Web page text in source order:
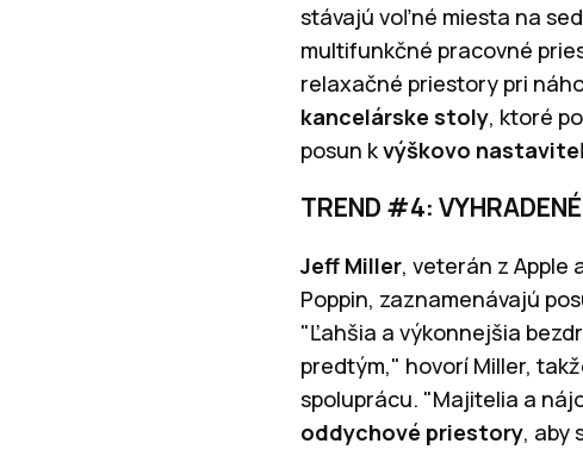
stávajú voľné miesta na
multifunkčné pracovné
relaxačné priestory pri
kancelárske stoly, ktoré
posun kvýškovo
TREND #4:
Jeff Miller, veterán z Apple
Poppin, zaznamenávajú
"Ľahšia a výkonnejšia
predtým," hovorí Miller,
spoluprácu. "Majitelia a
oddychové priestory, aby